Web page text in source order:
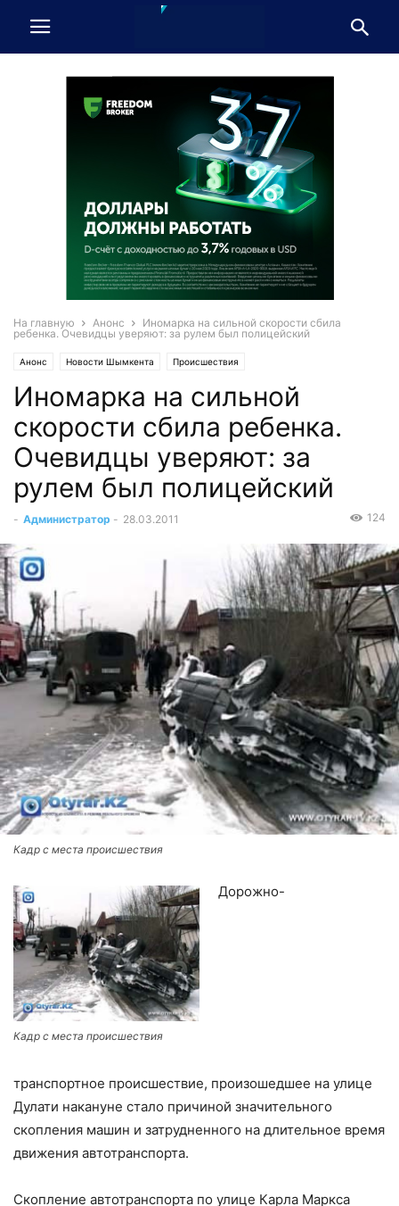
На главную Анонс
Иномарка на сильной скорости сбила
ребенка. Очевидцы уверяют: за рулем был полицейский
Анонс Новости Шымкента Происшествия
Иномарка на сильной
скорости сбила ребенка.
Очевидцы уверяют: за
рулем был полицейский
- Администратор - 28.03.2011 124
Кадр с места происшествия
Кадр с места происшествия
Дорожно-
транспортное происшествие, произошедшее на улице
Дулати накануне стало причиной значительного
скопления машин и затрудненного на длительное время
движения автотранспорта.
Скопление автотранспорта по улице Карла Маркса